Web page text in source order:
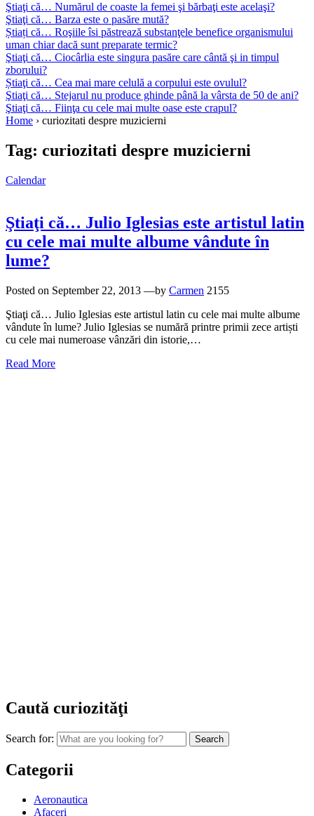
Ştiaţi că… Numărul de coaste la femei şi bărbaţi este acelaşi?
Ştiaţi că… Barza este o pasăre mută?
Știați că… Roşiile îsi păstrează substanţele benefice organismului
uman chiar dacă sunt preparate termic?
Ştiaţi că… Ciocârlia este singura pasăre care cântă şi in timpul
zborului?
Știaţi că… Cea mai mare celulă a corpului este ovulul?
Ştiaţi că… Stejarul nu produce ghinde până la vârsta de 50 de ani?
Ştiaţi că… Fiinţa cu cele mai multe oase este crapul?
Home › curiozitati despre muzicierni
Tag: curiozitati despre muzicierni
Calendar
Ştiaţi că… Julio Iglesias este artistul latin
cu cele mai multe albume vândute în
lume?
Posted on September 22, 2013 —by Carmen 2155
Ştiaţi că… Julio Iglesias este artistul latin cu cele mai multe albume
vândute în lume? Julio Iglesias se numără printre primii zece artiști
cu cele mai numeroase vânzări din istorie,…
Read More
Caută curiozităţi
Search for:
Categorii
Aeronautica
Afaceri